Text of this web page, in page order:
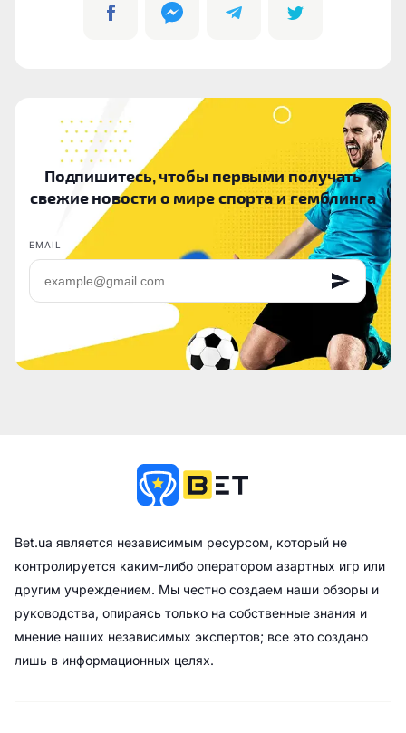
Подпишитесь, чтобы первыми получать
свежие новости о мире спорта и гемблинга
EMAIL
Bet.ua является независимым ресурсом, который не
контролируется каким-либо оператором азартных игр или
другим учреждением. Мы честно создаем наши обзоры и
руководства, опираясь только на собственные знания и
мнение наших независимых экспертов; все это создано
лишь в информационных целях.